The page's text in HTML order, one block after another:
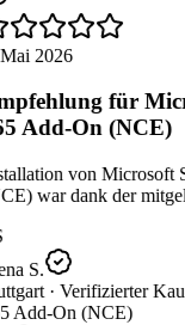
2026
für
Add-On (NCE)
von Microsoft
war dank der
S.
· Verifizierter
Add-On (NCE)